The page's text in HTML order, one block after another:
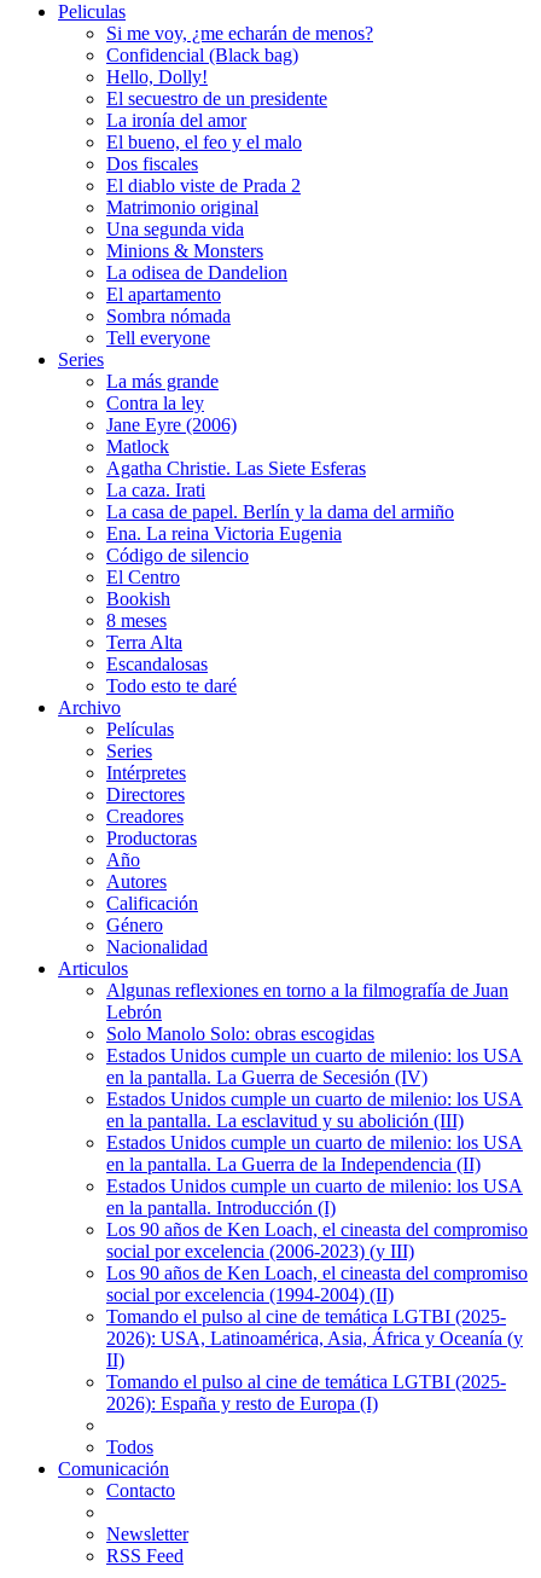
Peliculas
Si me voy, ¿me echarán de menos?
Confidencial (Black bag)
Hello, Dolly!
El secuestro de un presidente
La ironía del amor
El bueno, el feo y el malo
Dos fiscales
El diablo viste de Prada 2
Matrimonio original
Una segunda vida
Minions & Monsters
La odisea de Dandelion
El apartamento
Sombra nómada
Tell everyone
Series
La más grande
Contra la ley
Jane Eyre (2006)
Matlock
Agatha Christie. Las Siete Esferas
La caza. Irati
La casa de papel. Berlín y la dama del armiño
Ena. La reina Victoria Eugenia
Código de silencio
El Centro
Bookish
8 meses
Terra Alta
Escandalosas
Todo esto te daré
Archivo
Películas
Series
Intérpretes
Directores
Creadores
Productoras
Año
Autores
Calificación
Género
Nacionalidad
Articulos
Algunas reflexiones en torno a la filmografía de Juan
Lebrón
Solo Manolo Solo: obras escogidas
Estados Unidos cumple un cuarto de milenio: los USA
en la pantalla. La Guerra de Secesión (IV)
Estados Unidos cumple un cuarto de milenio: los USA
en la pantalla. La esclavitud y su abolición (III)
Estados Unidos cumple un cuarto de milenio: los USA
en la pantalla. La Guerra de la Independencia (II)
Estados Unidos cumple un cuarto de milenio: los USA
en la pantalla. Introducción (I)
Los 90 años de Ken Loach, el cineasta del compromiso
social por excelencia (2006-2023) (y III)
Los 90 años de Ken Loach, el cineasta del compromiso
social por excelencia (1994-2004) (II)
Tomando el pulso al cine de temática LGTBI (2025-
2026): USA, Latinoamérica, Asia, África y Oceanía (y
II)
Tomando el pulso al cine de temática LGTBI (2025-
2026): España y resto de Europa (I)
Todos
Comunicación
Contacto
Newsletter
RSS Feed